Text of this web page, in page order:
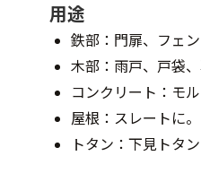
用途
鉄部：門扉、フェ
木部：雨戸、戸袋
コンクリート：モ
屋根：スレートに。
トタン：下見トタ